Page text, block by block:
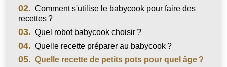
02. Comment s'utilise le babycook pour faire des
recettes ?
03. Quel robot babycook choisir ?
04. Quelle recette préparer au babycook ?
05. Quelle recette de petits pots pour quel âge ?